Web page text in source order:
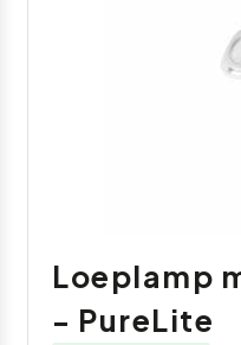
Loeplamp
- PureLite